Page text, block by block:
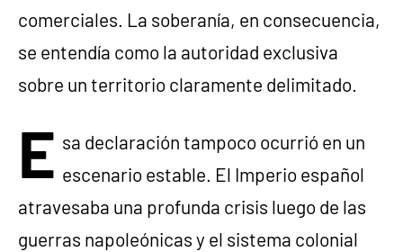
comerciales. La soberanía, en consecuencia,
se entendía como la autoridad exclusiva
sobre un territorio claramente delimitado.
E sa declaración tampoco ocurrió en un
escenario estable. El Imperio español
atravesaba una profunda crisis luego de las
guerras napoleónicas y el sistema colonial